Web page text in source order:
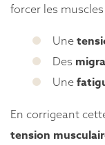
forcer les
Une
Des
Une
En corrigeant
tension